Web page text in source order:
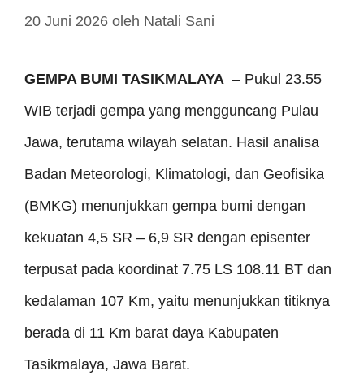
20 Juni 2026 oleh Natali Sani
GEMPA BUMI TASIKMALAYA – Pukul 23.55
WIB terjadi gempa yang mengguncang Pulau
Jawa, terutama wilayah selatan. Hasil analisa
Badan Meteorologi, Klimatologi, dan Geofisika
(BMKG) menunjukkan gempa bumi dengan
kekuatan 4,5 SR – 6,9 SR dengan episenter
terpusat pada koordinat 7.75 LS 108.11 BT dan
kedalaman 107 Km, yaitu menunjukkan titiknya
berada di 11 Km barat daya Kabupaten
Tasikmalaya, Jawa Barat.